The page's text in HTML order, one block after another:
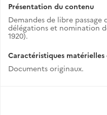
Présentation du contenu
Demandes de libre
délégations et nomination
1920).
Caractéristiques
Documents originaux.